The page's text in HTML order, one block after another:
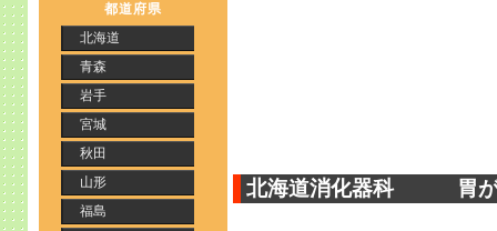
北海道消化器科 胃が
都道府県
北海道
青森
岩手
宮城
秋田
山形
福島